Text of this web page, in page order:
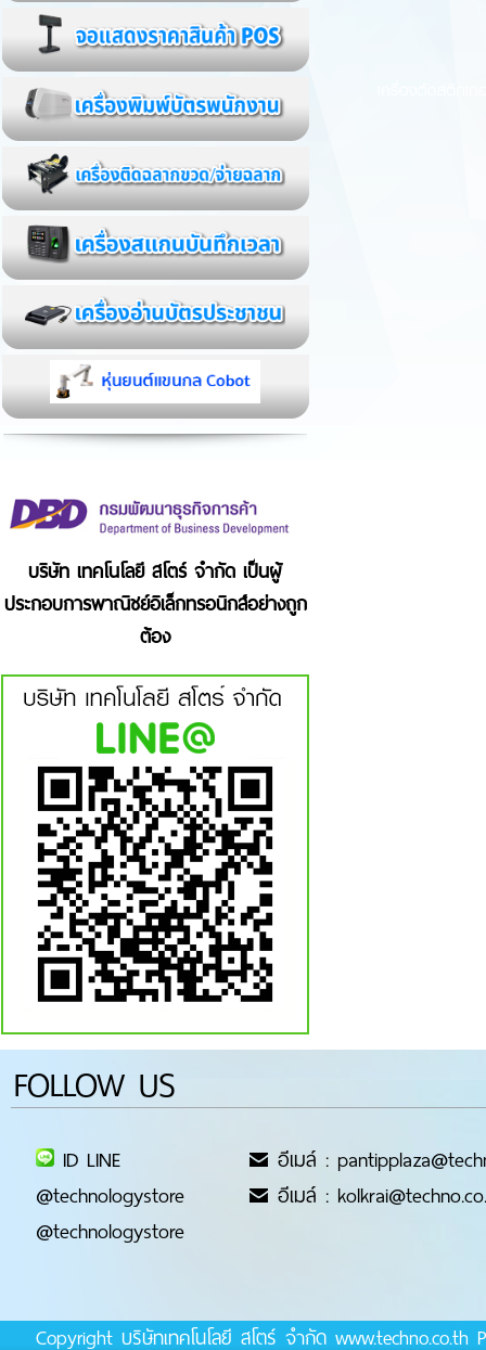
บริษัท เทคโนโลยี สโตร์ จำกัด เป็นผู้
ประกอบการพาณิชย์อิเล็กทรอนิกส์อย่างถูก
ต้อง
FOLLOW US
ID LINE
@technologystore
@technologystore
อีเมล์ :
อีเมล์ :
Copyright บริษัทเทคโนโลยี สโตร์ จำกัด